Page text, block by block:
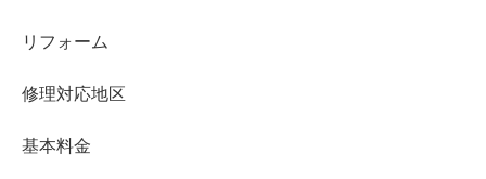
リフォーム
修理対応地区
基本料金